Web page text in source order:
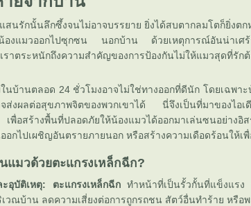
สนรักนั้นลึกซึ้งจนไม่อาจบรรยาย ยิ่งได้สบตากลมโตก็ยิ่งต
องแมวออกไปซุกซน นอกบ้าน ด้วยเหตุการณ์อันน่าเศร้า
าตระหนักถึงความสำคัญของการป้องกันไม่ให้แมวสุดที่รัก
ในบ้านตลอด 24 ชั่วโมงอาจไม่ใช่ทางออกที่ดีนัก โดยเฉพ
งผลต่อสุขภาพจิตของพวกเขาได้ นี่จึงเป็นที่มาของไอเดี
เพื่อสร้างพื้นที่ปลอดภัยให้น้องแมวได้ออกมาเล่นซนอย่างอิ
กไปเผชิญอันตรายภายนอก หรือสร้างความเดือดร้อนให้เ
แมวด้วยตะแกรงเหล็กฉีก?
อุบัติเหตุ: ตะแกรงเหล็กฉีกทำหน้าที่เป็นรั้วกั้นที่แข็งแรง
วณบ้าน ลดความเสี่ยงต่อการถูกรถชน สัตว์อื่นทำร้าย หรือ